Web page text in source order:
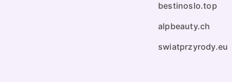
bestinoslo.top
alpbeauty.ch
swiatprzyrody.eu